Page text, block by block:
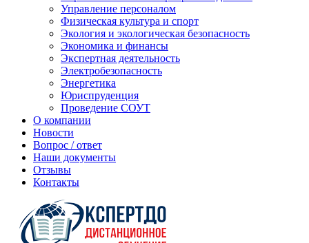
Управление персоналом
Физическая культура и спорт
Экология и экологическая безопасность
Экономика и финансы
Экспертная деятельность
Электробезопасность
Энергетика
Юриспруденция
Проведение СОУТ
О компании
Новости
Вопрос / ответ
Наши документы
Отзывы
Контакты